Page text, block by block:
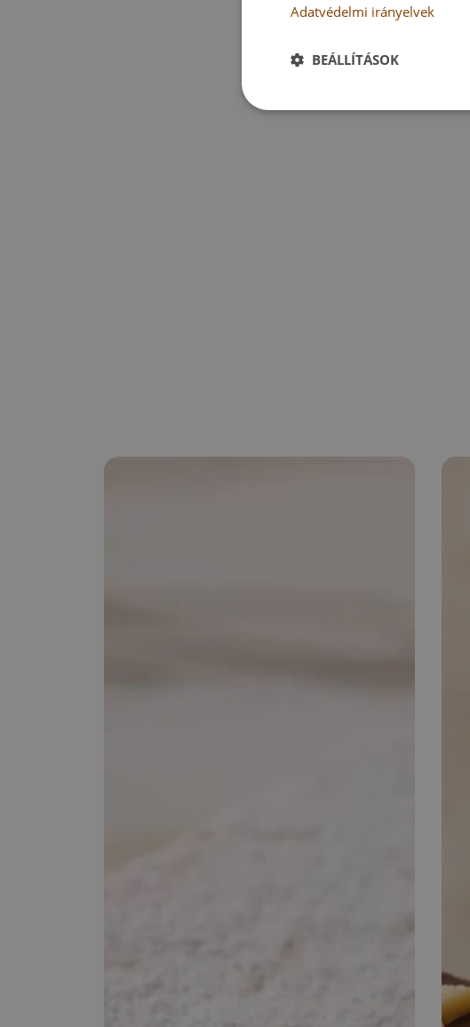
Adatvédelmi irányelvek
BEÁLLÍTÁSOK